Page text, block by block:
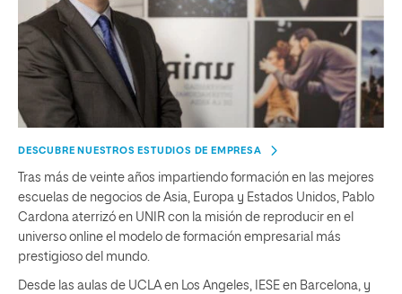
DESCUBRE NUESTROS ESTUDIOS DE EMPRESA
Tras más de veinte años impartiendo formación en las mejores
escuelas de negocios de Asia, Europa y Estados Unidos, Pablo
Cardona aterrizó en UNIR con la misión de reproducir en el
universo online el modelo de formación empresarial más
prestigioso del mundo.
Desde las aulas de UCLA en Los Angeles, IESE en Barcelona, y